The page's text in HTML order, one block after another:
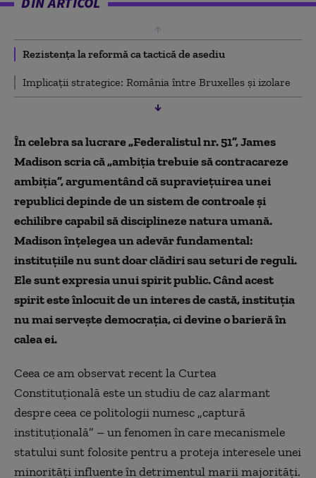
Rezistența la reformă ca tactică de asediu
Implicații strategice: România între Bruxelles și izolare
În celebra sa lucrare „Federalistul nr. 51”, James
Madison scria că „ambiția trebuie să contracareze
ambiția”, argumentând că supraviețuirea unei
republici depinde de un sistem de controale și
echilibre capabil să disciplineze natura umană.
Madison înțelegea un adevăr fundamental:
instituțiile nu sunt doar clădiri sau seturi de reguli.
Ele sunt expresia unui spirit public. Când acest
spirit este înlocuit de un interes de castă, instituția
nu mai servește democrația, ci devine o barieră în
calea ei.
Ceea ce am observat recent la Curtea
Constituțională este un studiu de caz alarmant
despre ceea ce politologii numesc „captură
instituțională” – un fenomen în care mecanismele
statului sunt folosite pentru a proteja interesele unei
minorități influente în detrimentul marii majorități.